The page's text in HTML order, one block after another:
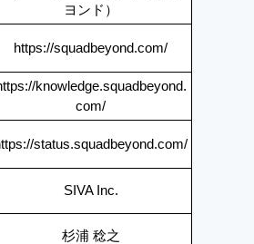
ヨンド）
https://squadbeyond.com/
knowledge.squadbeyond.
com/
status.squadbeyond.com/
SIVA Inc.
杉浦 稔之